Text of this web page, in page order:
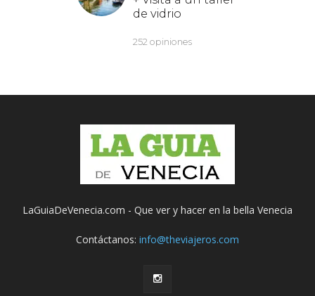
LaGuiaDeVenecia.com - Que ver y hacer en la bella Venecia
Contáctanos: info@theviajeros.com